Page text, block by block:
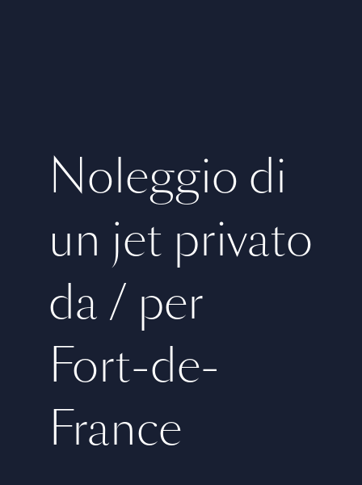
Noleggio di
un jet privato
da / per
Fort-de-
France